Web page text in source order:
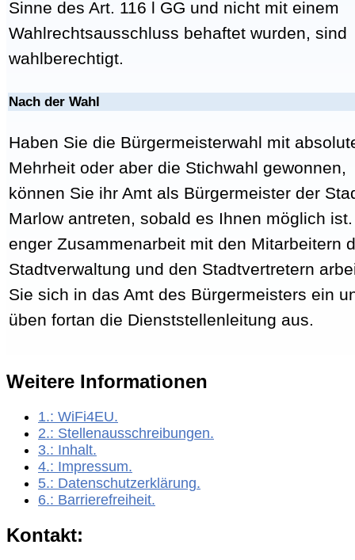
Sinne des Art. 116 l GG und nicht mit einem
Wahlrechtsausschluss behaftet wurden, sind
wahlberechtigt.
Nach der Wahl
Haben Sie die Bürgermeisterwahl mit
Mehrheit oder aber die Stichwahl gewonnen,
können Sie ihr Amt als Bürgermeister der
Marlow antreten, sobald es Ihnen möglich
enger Zusammenarbeit mit den Mitarbeitern
Stadtverwaltung und den Stadtvertretern
Sie sich in das Amt des Bürgermeisters ein
üben fortan die Dienststellenleitung aus.
Weitere Informationen
1.: WiFi4EU.
2.: Stellenausschreibungen.
3.: Inhalt.
4.: Impressum.
5.: Datenschutzerklärung.
6.: Barrierefreiheit.
Kontakt: